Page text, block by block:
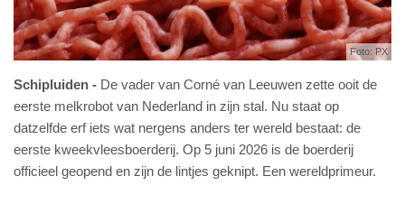
Foto: PX
Schipluiden
De vader van Corné van Leeuwen zette ooit de
eerste melkrobot van Nederland in zijn stal. Nu staat op
datzelfde erf iets wat nergens anders ter wereld bestaat: de
eerste kweekvleesboerderij. Op 5 juni 2026 is de boerderij
officieel geopend en zijn de lintjes geknipt. Een wereldprimeur.